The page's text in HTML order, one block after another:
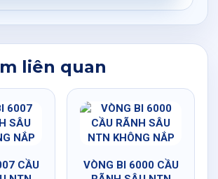
liên quan
CẦU
VÒNG BI 6000 CẦU